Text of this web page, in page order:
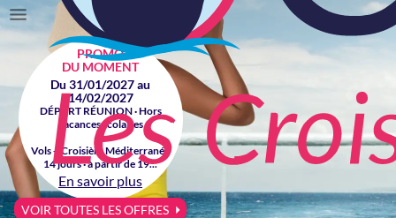
PROMO
DU MOMENT
Du 31/01/2027 au
14/02/2027
DÉPART RÉUNION · Hors
vacances scolaires
Vols + Croisière Méditerranée
14 jours · à partir de 19...
En savoir plus
VOIR TOUTES LES OFFRES